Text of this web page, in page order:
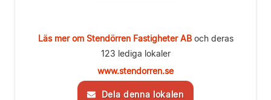
Läs mer om Stendörren Fastigheter ABoch deras
123 lediga lokaler
www.stendorren.se
Dela denna lokalen